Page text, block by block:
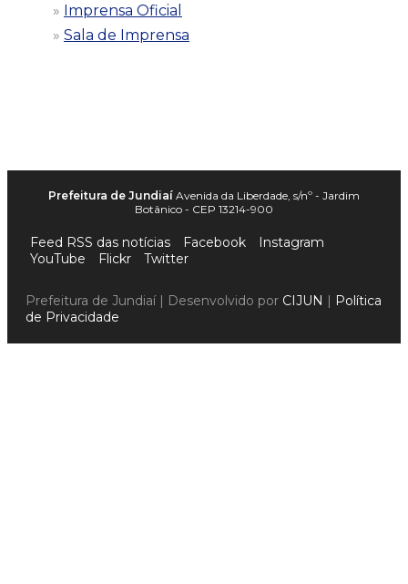
Imprensa Oficial
Sala de Imprensa
Prefeitura de Jundiaí Avenida da Liberdade, s/nº - Jardim
Botânico - CEP 13214-900
Feed RSS das notícias Facebook
Instagram
YouTube
Flickr Twitter
Prefeitura de Jundiaí | Desenvolvido por CIJUN | Política
de Privacidade